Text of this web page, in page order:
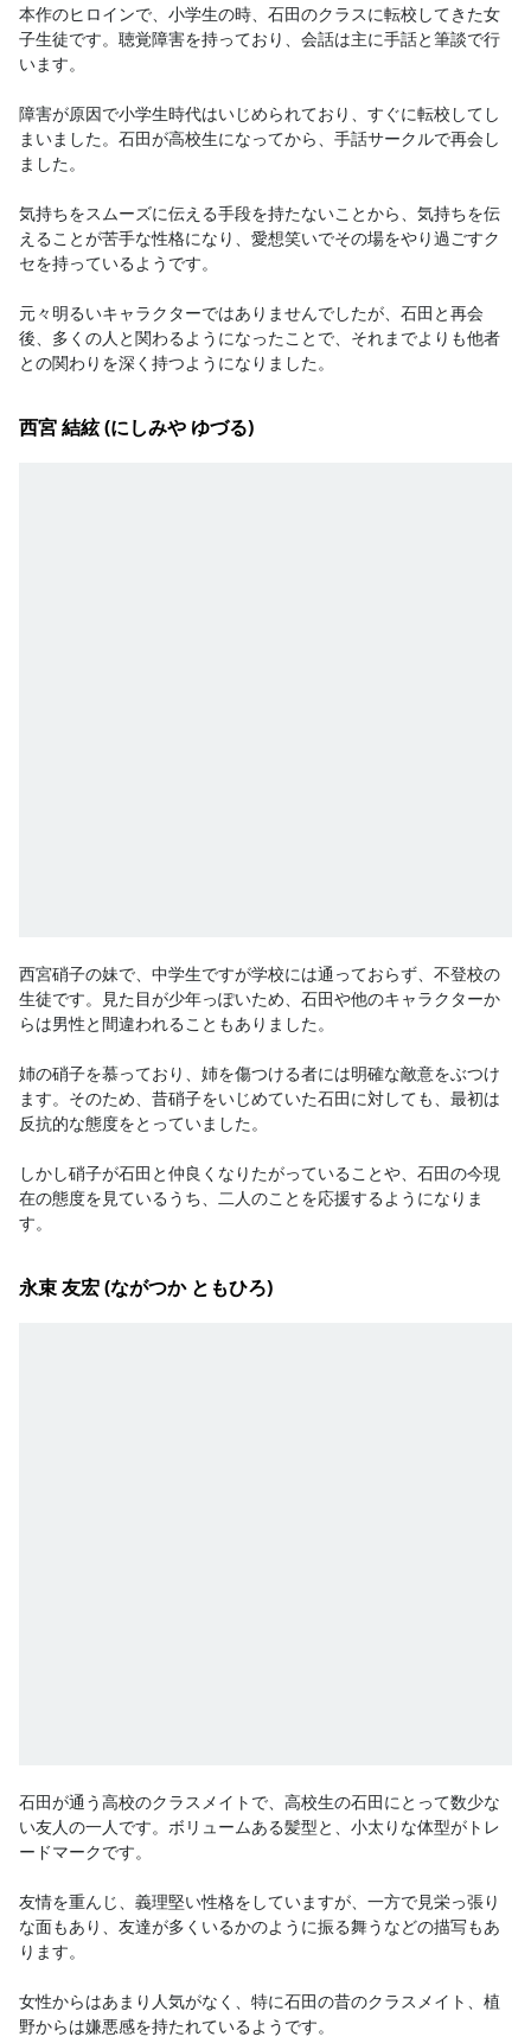
本作のヒロインで、小学生の時、石田のクラスに転校してきた女
子生徒です。聴覚障害を持っており、会話は主に手話と筆談で行
います。
障害が原因で小学生時代はいじめられており、すぐに転校してし
まいました。石田が高校生になってから、手話サークルで再会し
ました。
気持ちをスムーズに伝える手段を持たないことから、気持ちを伝
えることが苦手な性格になり、愛想笑いでその場をやり過ごすク
セを持っているようです。
元々明るいキャラクターではありませんでしたが、石田と再会
後、多くの人と関わるようになったことで、それまでよりも他者
との関わりを深く持つようになりました。
西宮 結絃 (にしみや ゆづる)
西宮硝子の妹で、中学生ですが学校には通っておらず、不登校の
生徒です。見た目が少年っぽいため、石田や他のキャラクターか
らは男性と間違われることもありました。
姉の硝子を慕っており、姉を傷つける者には明確な敵意をぶつけ
ます。そのため、昔硝子をいじめていた石田に対しても、最初は
反抗的な態度をとっていました。
しかし硝子が石田と仲良くなりたがっていることや、石田の今現
在の態度を見ているうち、二人のことを応援するようになりま
す。
永束 友宏 (ながつか ともひろ)
石田が通う高校のクラスメイトで、高校生の石田にとって数少な
い友人の一人です。ボリュームある髪型と、小太りな体型がトレ
ードマークです。
友情を重んじ、義理堅い性格をしていますが、一方で見栄っ張り
な面もあり、友達が多くいるかのように振る舞うなどの描写もあ
ります。
女性からはあまり人気がなく、特に石田の昔のクラスメイト、植
野からは嫌悪感を持たれているようです。